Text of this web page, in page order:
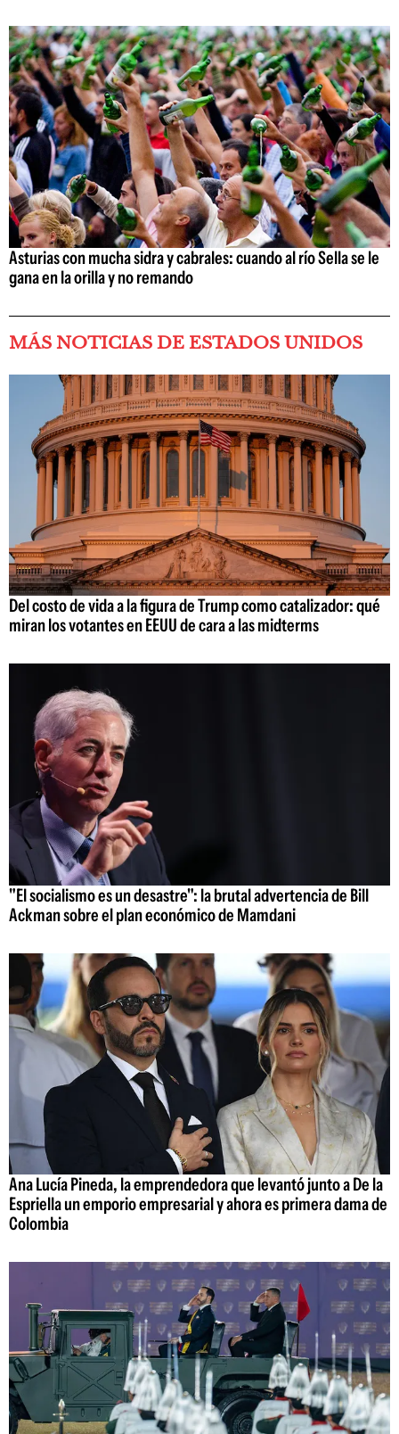
Asturias con mucha sidra y cabrales: cuando al río Sella se le
gana en la orilla y no remando
MÁS NOTICIAS DE ESTADOS UNIDOS
Del costo de vida a la figura de Trump como catalizador: qué
miran los votantes en EEUU de cara a las midterms
"El socialismo es un desastre": la brutal advertencia de Bill
Ackman sobre el plan económico de Mamdani
Ana Lucía Pineda, la emprendedora que levantó junto a De la
Espriella un emporio empresarial y ahora es primera dama de
Colombia